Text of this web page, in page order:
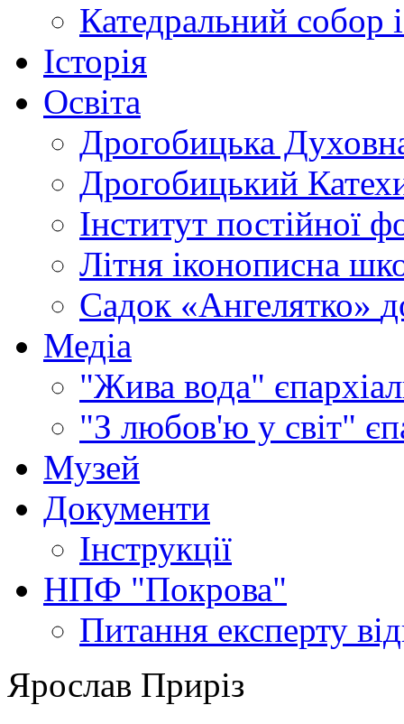
Катедральний собор
Історія
Освіта
Дрогобицька
Дрогобицький
Інститут постійної
Літня іконописна
Садок «Ангелятко»
Медіа
"Жива вода"
"З любов'ю у світ"
Музей
Документи
Інструкції
НПФ "Покрова"
Питання експерту
Ярослав Приріз